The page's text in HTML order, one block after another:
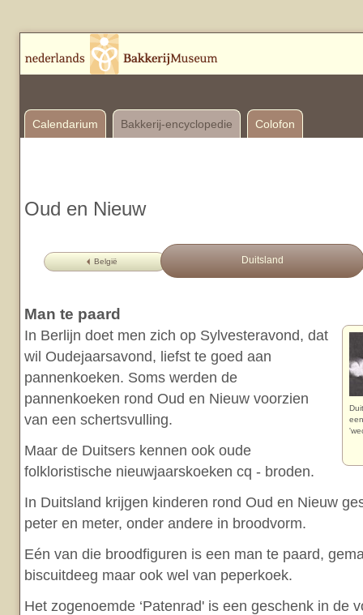
Calendarium Bakkerij-encyclopedie Colofon
Oud en Nieuw
België Duitsland
Man te paard
In Berlijn doet men zich op Sylvesteravond, dat
wil Oudejaarsavond, liefst te goed aan
pannenkoeken. Soms werden de
pannenkoeken rond Oud en Nieuw voorzien
van een schertsvulling.
Maar de Duitsers kennen ook oude
folkloristische nieuwjaarskoeken cq - broden.
In Duitsland krijgen kinderen rond Oud en Nieuw
peter en meter, onder andere in broodvorm.
Eén van die broodfiguren is een man te paard,
biscuitdeeg maar ook wel van peperkoek.
Het zogenoemde ‘Patenrad' is een geschenk in de